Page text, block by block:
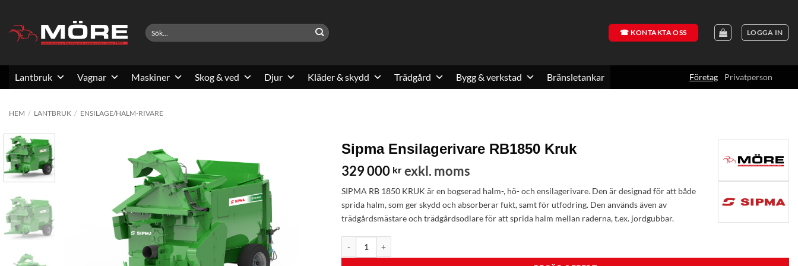
content
Sök
efter:
☎ KONTAKTA OSS LOGGA IN
Lantbruk Vagnar Maskiner Skog & ved Djur Kläder & skydd Trädgård Bygg & verkstad Bränsletankar Företag Privatperson
HEM / LANTBRUK / ENSILAGE/HALM-RIVARE
Sipma Ensilagerivare RB1850 Kruk
329 000 kr exkl. moms
SIPMA RB 1850 KRUK är en bogserad halm-, hö- och ensilagerivare. Den är designad för att både
sprida halm, som ger skydd och absorberar fukt, samt för utfodring. Den används även av
trädgårdsmästare och trädgårdsodlare för att sprida halm mellan raderna, t.ex. jordgubbar.
Sipma Ensilagerivare RB1850 Kruk mängd